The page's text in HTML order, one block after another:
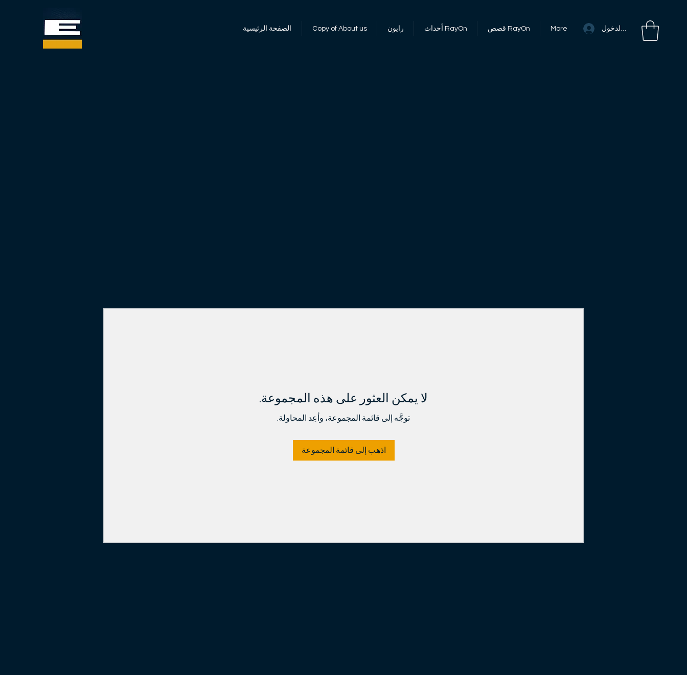
تسجيل الدخول الصفحة الرئيسية Copy of About us رايون أحداث RayOn قصص RayOn More
لا يمكن العثور على هذه المجموعة.
توجَّه إلى قائمة المجموعة، وأعِد المحاولة.
اذهب إلى قائمة المجموعة